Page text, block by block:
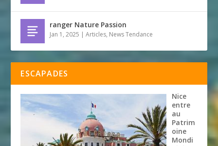
ranger Nature Passion
Jan 1, 2025 |Articles, News Tendance
ESCAPADES
Nice
entre
au
Patrim
oine
Mondi